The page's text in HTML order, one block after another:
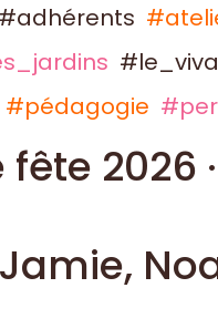
#adhérents
#pédagogie
fête 2026